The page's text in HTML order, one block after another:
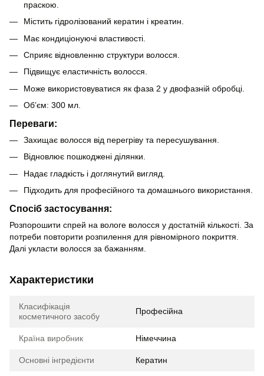
праскою.
Містить гідролізований кератин і креатин.
Має кондиціонуючі властивості.
Сприяє відновленню структури волосся.
Підвищує еластичність волосся.
Може використовуватися як фаза 2 у двофазній обробці.
Об’єм: 300 мл.
Переваги:
Захищає волосся від перегріву та пересушування.
Відновлює пошкоджені ділянки.
Надає гладкість і доглянутий вигляд.
Підходить для професійного та домашнього використання.
Спосіб застосування:
Розпорошити спрей на вологе волосся у достатній кількості. За
потреби повторити розпилення для рівномірного покриття.
Далі укласти волосся за бажанням.
Характеристики
Класифікація
косметичного засобу
Професійна
Країна виробник Німеччина
Основні інгредієнти Кератин